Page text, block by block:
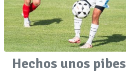
Hechos unos pibes